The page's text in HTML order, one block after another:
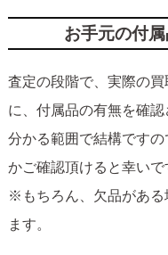
お手元の付属
査定の段階で、実際の
に、付属品の有無を確認
分かる範囲で結構です
かご確認頂けると幸いで
※もちろん、欠品がある
ます。